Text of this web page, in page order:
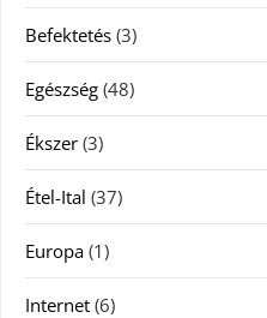
Befektetés (3)
Egészség (48)
Ékszer (3)
Étel-Ital (37)
Europa (1)
Internet (6)